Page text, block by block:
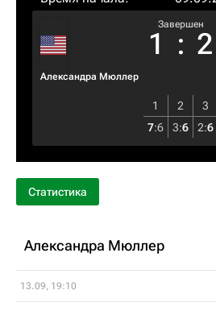
Александра Мюллер
Завершен
1 : 2
1 2
3
7:6 3:6 2:6
Статистика
Александра Мюллер
13.09, 19:10